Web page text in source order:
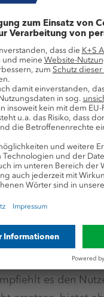
pro
es den